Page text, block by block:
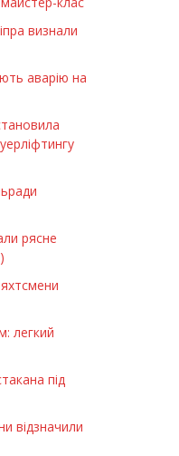
визнали
аварію на
рясне
легкий
під
відзначили